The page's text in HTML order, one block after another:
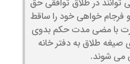
در طلاق توافقی حق
فرجام خواهی خود را ساقط
با مضی مدت حکم بدوی
صیغه طلاق به دفتر خانه
می شوند.